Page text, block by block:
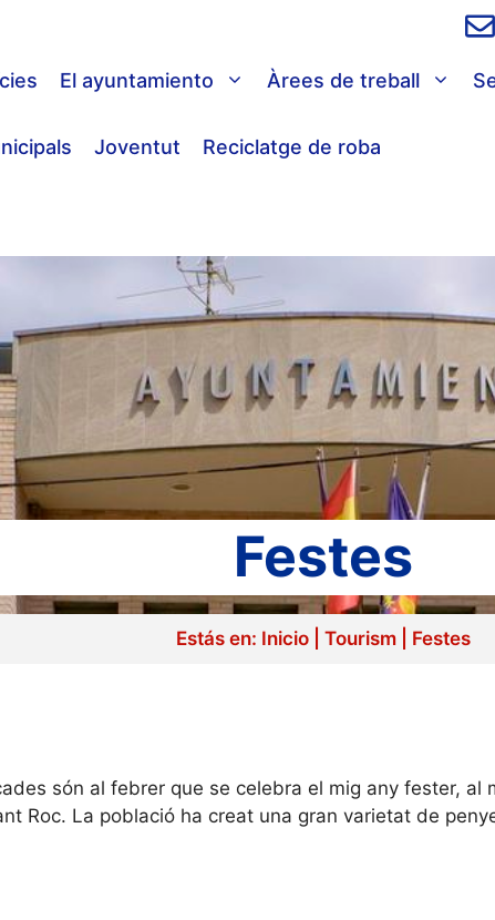
El ayuntamiento Àrees de treball
Joventut Reciclatge de roba
Festes
Estás en: Inicio Tourism Festes
són al febrer que se celebra el mig any fester, al
Roc. La població ha creat una gran varietat de